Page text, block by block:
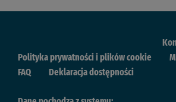
Polityka prywatności i plików cookie
FAQ
Deklaracja dostępności